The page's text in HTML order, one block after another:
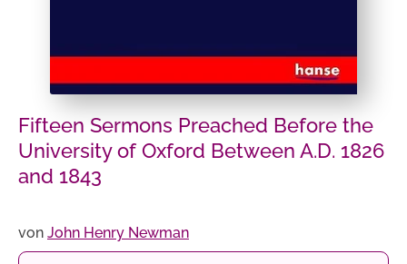
Fifteen Sermons Preached Before the
University of Oxford Between A.D. 1826
and 1843
von John Henry Newman